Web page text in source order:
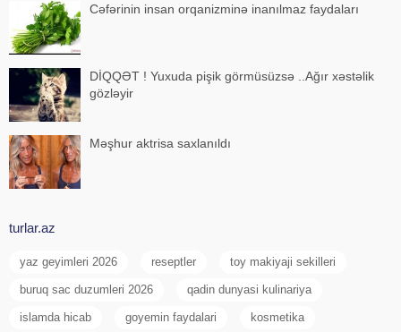
Cəfərinin insan orqanizminə inanılmaz faydaları
DİQQƏT ! Yuxuda pişik görmüsüzsə ..Ağır xəstəlik
gözləyir
Məşhur aktrisa saxlanıldı
turlar.az
yaz geyimleri 2026 reseptler toy makiyaji sekilleri
buruq sac duzumleri 2026 qadin dunyasi kulinariya
islamda hicab goyemin faydalari kosmetika